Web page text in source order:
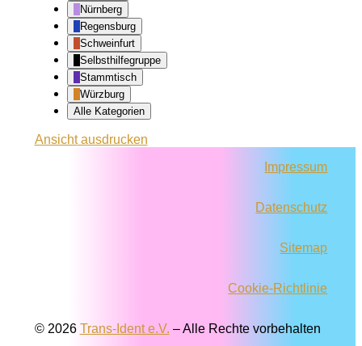
Nürnberg
Regensburg
Schweinfurt
Selbsthilfegruppe
Stammtisch
Würzburg
Alle Kategorien
Ansichtausdrucken
Impressum
Datenschutz
Sitemap
Cookie-Richtlinie
© 2026 Trans-Ident e.V. – Alle Rechte vorbehalten